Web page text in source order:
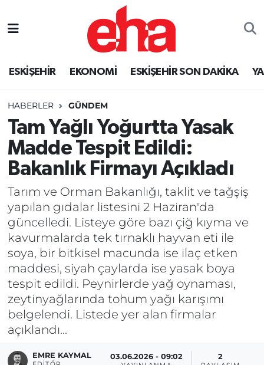
ESKİŞEHİR EKONOMİ ESKİŞEHİR SON DAKİKA
HABERLER GÜNDEM
Tam Yağlı Yoğurtta Yasak
Madde Tespit Edildi:
Bakanlık Firmayı Açıkladı
Tarım ve Orman Bakanlığı, taklit ve tağşiş
yapılan gıdalar listesini 2 Haziran'da
güncelledi. Listeye göre bazı çiğ kıyma ve
kavurmalarda tek tırnaklı hayvan eti ile
soya, bir bitkisel macunda ise ilaç etken
maddesi, siyah çaylarda ise yasak boya
tespit edildi. Peynirlerde yağ oynaması,
zeytinyağlarında tohum yağı karışımı
belgelendi. Listede yer alan firmalar
açıklandı...
EMRE KAYMAL 03.06.2026 - 09:02 2